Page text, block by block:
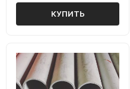
КУПИТЬ